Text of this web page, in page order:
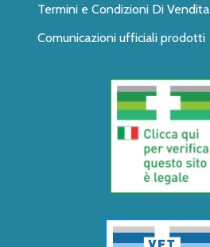
Termini e Condizioni Di Vendita
Comunicazioni ufficiali prodotti